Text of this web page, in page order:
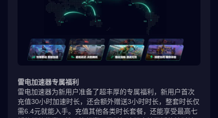
雷电加速器专属福利
雷电加速器为新用户准备了超丰厚的专属福利，新用户首次
充值30小时加速时长，还会额外赠送3小时时长，整套时长仅
需6.4元就能入手。充值其他各类时长套餐，还能享受最高七